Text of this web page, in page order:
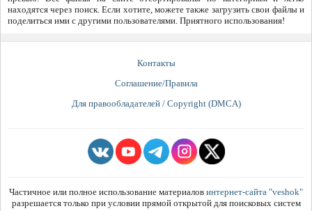
находятся через поиск. Если хотите, можете также загрузить свои файлы и
поделиться ими с другими пользователями. Приятного использования!
Контакты
Соглашение/Правила
Для правообладателей / Copyright (DMCA)
Частичное или полное использование материалов интернет-сайта "veshok"
разрешается только при условии прямой открытой для поисковых систем